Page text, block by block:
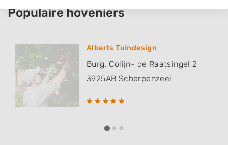
Populaire hoveniers
Alberts Tuindesign
Burg. Colijn- de Raatsingel 2
3925AB Scherpenzeel